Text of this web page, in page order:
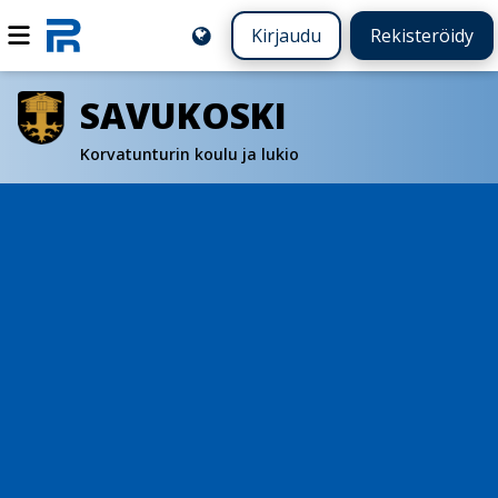
Kirjaudu Rekisteröidy
SAVUKOSKI
Korvatunturin koulu ja lukio